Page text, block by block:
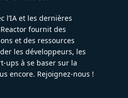
l’IA et les dernières
fournit des
et des ressources
les développeurs, les
ups à se baser sur la
encore. Rejoignez-nous !